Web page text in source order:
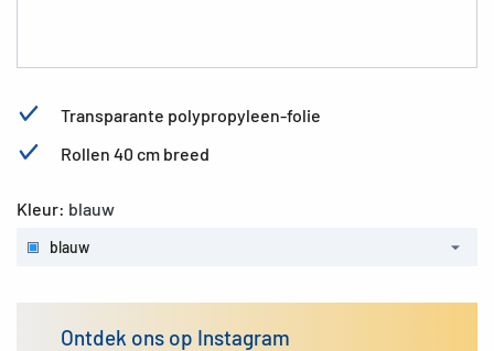
Transparante polypropyleen-folie
Rollen 40 cm breed
Kleur: blauw
blauw
Ontdek ons op Instagram